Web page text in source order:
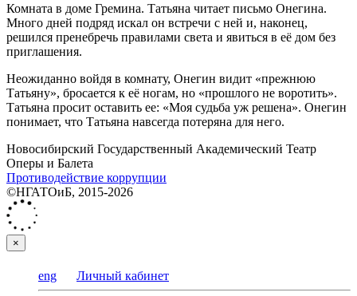
Комната в доме Гремина. Татьяна читает письмо Онегина.
Много дней подряд искал он встречи с ней и, наконец,
решился пренебречь правилами света и явиться в её дом без
приглашения.
Неожиданно войдя в комнату, Онегин видит «прежнюю
Татьяну», бросается к её ногам, но «прошлого не воротить».
Татьяна просит оставить ее: «Моя судьба уж решена». Онегин
понимает, что Татьяна навсегда потеряна для него.
Новосибирский Государственный Академический Театр
Оперы и Балета
Противодействие коррупции
©НГАТОиБ, 2015-2026
×
eng Личный кабинет